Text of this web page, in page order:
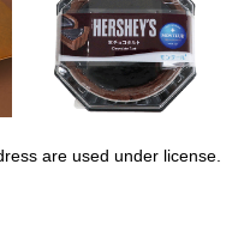
are used under license.